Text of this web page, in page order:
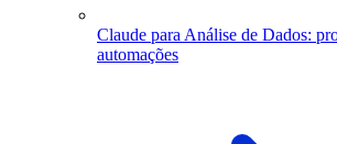
Claude para Análise de Dados:
automações